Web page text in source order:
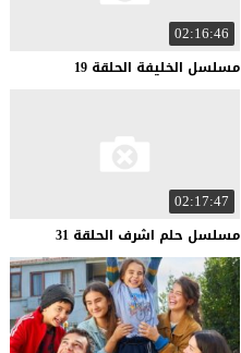
02:16:46
مسلسل الخليفة الحلقة 19
02:17:47
مسلسل حلم اشرف الحلقة 31